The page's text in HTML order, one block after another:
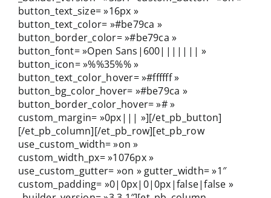
button_text_size= »16px »
button_text_color= »#be79ca »
button_border_color= »#be79ca »
button_font= »Open Sans|600||||||| »
button_icon= »%%35%% »
button_text_color_hover= »#ffffff »
button_bg_color_hover= »#be79ca »
button_border_color_hover= »# »
custom_margin= »0px||| »][/et_pb_button]
[/et_pb_column][/et_pb_row][et_pb_row
use_custom_width= »on »
custom_width_px= »1076px »
use_custom_gutter= »on » gutter_width= »1″
custom_padding= »0|0px|0|0px|false|false »